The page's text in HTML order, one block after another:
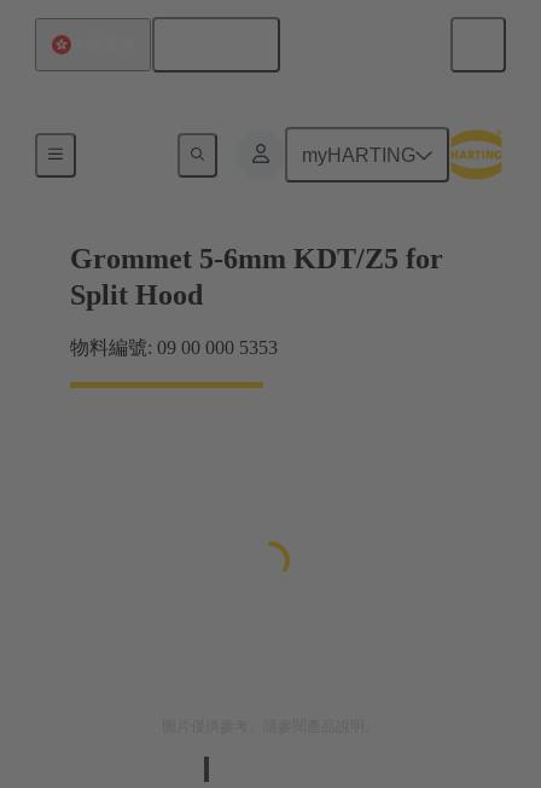
myHARTING
Grommet 5-6mm KDT/Z5 for
Split Hood
物料編號: 09 00 000 5353